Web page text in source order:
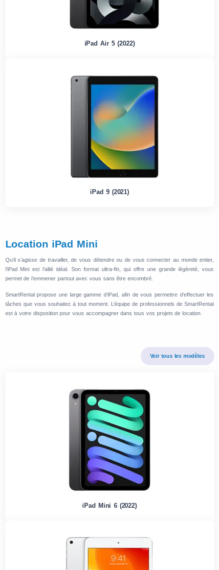
iPad Air 5 (2022)
iPad 9 (2021)
Location iPad Mini
Qu’il s’agisse de travailler, de vous détendre ou de vous connecter au monde entier,
l’iPad Mini est l’allié idéal. Son format ultra-fin, qui offre une grande légèreté, vous
permet de l’emmener partout avec vous sans être encombré.
SmartRental propose une large gamme d’iPad, afin de vous permettre d’effectuer les
tâches que vous souhaitez à tout moment. L’équipe de professionnels de SmartRental
est à votre disposition pour vous accompagner dans tous vos projets de location.
Voir tous les modèles
iPad Mini 6 (2022)